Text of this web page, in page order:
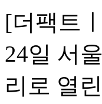
[더팩트
24일 서
리로 열